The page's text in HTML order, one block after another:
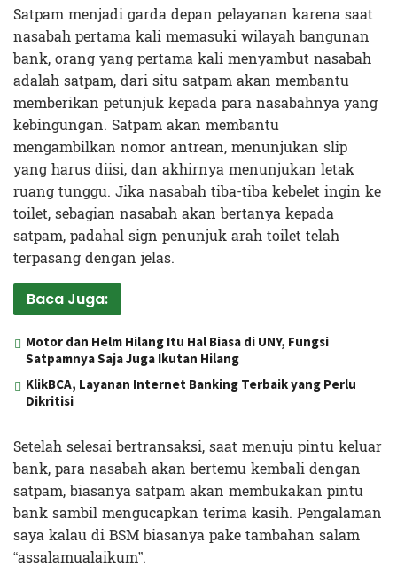
Satpam menjadi garda depan pelayanan karena saat
nasabah pertama kali memasuki wilayah bangunan
bank, orang yang pertama kali menyambut nasabah
adalah satpam, dari situ satpam akan membantu
memberikan petunjuk kepada para nasabahnya yang
kebingungan. Satpam akan membantu
mengambilkan nomor antrean, menunjukan slip
yang harus diisi, dan akhirnya menunjukan letak
ruang tunggu. Jika nasabah tiba-tiba kebelet ingin ke
toilet, sebagian nasabah akan bertanya kepada
satpam, padahal sign penunjuk arah toilet telah
terpasang dengan jelas.
Baca Juga:
Motor dan Helm Hilang Itu Hal Biasa di UNY, Fungsi
Satpamnya Saja Juga Ikutan Hilang
KlikBCA, Layanan Internet Banking Terbaik yang Perlu
Dikritisi
Setelah selesai bertransaksi, saat menuju pintu keluar
bank, para nasabah akan bertemu kembali dengan
satpam, biasanya satpam akan membukakan pintu
bank sambil mengucapkan terima kasih. Pengalaman
saya kalau di BSM biasanya pake tambahan salam
“assalamualaikum”.